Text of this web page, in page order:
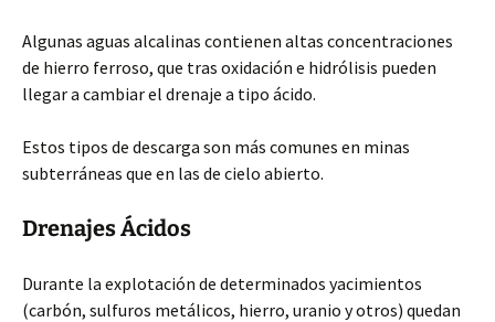
Algunas aguas alcalinas contienen altas concentraciones
de hierro ferroso, que tras oxidación e hidrólisis pueden
llegar a cambiar el drenaje a tipo ácido.
Estos tipos de descarga son más comunes en minas
subterráneas que en las de cielo abierto.
Drenajes Ácidos
Durante la explotación de determinados yacimientos
(carbón, sulfuros metálicos, hierro, uranio y otros) quedan